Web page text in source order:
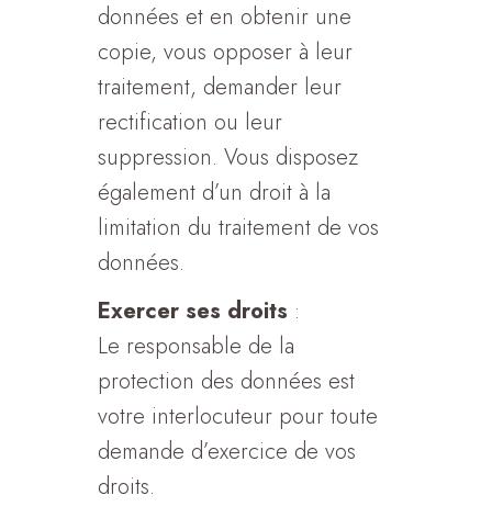
données et en obtenir une
copie, vous opposer à leur
traitement, demander leur
rectification ou leur
suppression. Vous disposez
également d’un droit à la
limitation du traitement de vos
données.
Exercer ses droits :
Le responsable de la
protection des données est
votre interlocuteur pour toute
demande d’exercice de vos
droits.